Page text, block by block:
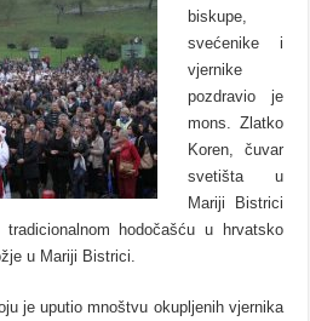
biskupe,
svećenike i
vjernike
pozdravio je
mons. Zlatko
Koren, čuvar
svetišta u
Mariji Bistrici
hodočašću u hrvatsko
u Mariji Bistrici.
je uputio mnoštvu okupljenih vjernika